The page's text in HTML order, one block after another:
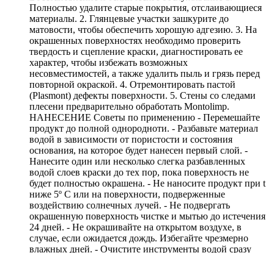
Полностью удалите старые покрытия, отслаивающиеся
материалы. 2. Глянцевые участки зашкурите до
матовости, чтобы обеспечить хорошую адгезию. 3. На
окрашенных поверхностях необходимо проверить
твердость и сцепление краски, диагностировать ее
характер, чтобы избежать возможных
несовместимостей, а также удалить пыль и грязь перед
повторной окраской. 4. Отремонтировать пастой
(Plasmont) дефекты поверхности. 5. Стены со следами
плесени предварительно обработать Montolimp.
НАНЕСЕНИЕ Советы по применению - Перемешайте
продукт до полной однородноти. - Разбавьте материал
водой в зависимости от пористости и состояния
основания, на которое будет нанесен первый слой. -
Нанесите один или несколько слегка разбавленных
водой слоев краски до тех пор, пока поверхность не
будет полностью окрашена. - Не наносите продукт при t
ниже 5º C или на поверхности, подверженные
воздействию солнечных лучей. - Не подвергать
окрашенную поверхность чистке и мытью до истечения
24 дней. - Не окрашивайте на открытом воздухе, в
случае, если ожидается дождь. Избегайте чрезмерно
влажных дней. - Очистите инструменты водой сразу